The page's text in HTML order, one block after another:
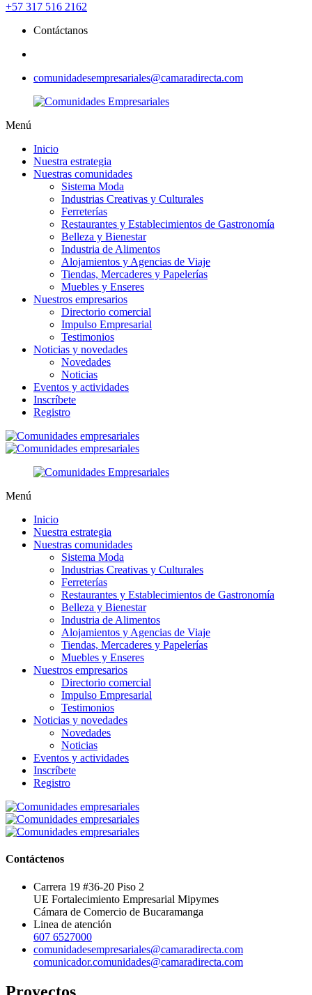
+57 317 516 2162
Contáctanos
comunidadesempresariales@camaradirecta.com
Menú
Inicio
Nuestra estrategia
Nuestras comunidades
Sistema Moda
Industrias Creativas y Culturales
Ferreterías
Restaurantes y Establecimientos de Gastronomía
Belleza y Bienestar
Industria de Alimentos
Alojamientos y Agencias de Viaje
Tiendas, Mercaderes y Papelerías
Muebles y Enseres
Nuestros empresarios
Directorio comercial
Impulso Empresarial
Testimonios
Noticias y novedades
Novedades
Noticias
Eventos y actividades
Inscríbete
Registro
Menú
Inicio
Nuestra estrategia
Nuestras comunidades
Sistema Moda
Industrias Creativas y Culturales
Ferreterías
Restaurantes y Establecimientos de Gastronomía
Belleza y Bienestar
Industria de Alimentos
Alojamientos y Agencias de Viaje
Tiendas, Mercaderes y Papelerías
Muebles y Enseres
Nuestros empresarios
Directorio comercial
Impulso Empresarial
Testimonios
Noticias y novedades
Novedades
Noticias
Eventos y actividades
Inscríbete
Registro
Contáctenos
Carrera 19 #36-20 Piso 2
UE Fortalecimiento Empresarial Mipymes
Cámara de Comercio de Bucaramanga
Linea de atención
607 6527000
comunidadesempresariales@camaradirecta.com
comunicador.comunidades@camaradirecta.com
Proyectos